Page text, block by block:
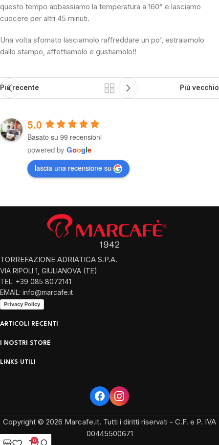
questo tempo abbassiamo la temperatura a 160° e lasciamo
cuocere per altri 45 minuti.
Una volta sfornato lasciamolo raffreddare un po’, estraiamolo
dallo stampo, affettiamolo e gustiamolo!!
Più recente Più vecchio
5.0
Basato su 99 recensioni
powered by Google
lascia una recensione su
TORREFAZIONE ADRIATICA S.P.A.
VIA RIPOLI 1, GIULIANOVA (TE)
TEL: +39 085 8072141
EMAIL: info@marcafe.it
Privacy Policy
ARTICOLI RECENTI
I NOSTRI STORE
LINKS UTILI
Copyright © 2026 Marcafe.it. Tutti i diritti riservati - C.F. e P. IVA
00445500671
0